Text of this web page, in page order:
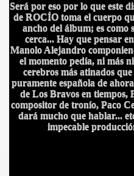
Será por eso por lo que este
de ROCÍO toma el cuerpo
ancho del álbum; es como
cerca... Hay que pensar
Manolo Alejandro
el momento pedía, ni más
cerebros más atinados
puramente española de
de Los Bravos en tiempos,
compositor de tronío, Paco
dará mucho que hablar...
impecable